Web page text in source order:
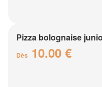
Pizza bolognaise
Dès 10.00 €